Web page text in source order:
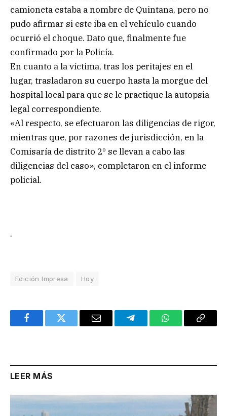
camioneta estaba a nombre de Quintana, pero no
pudo afirmar si este iba en el vehículo cuando
ocurrió el choque. Dato que, finalmente fue
confirmado por la Policía.
En cuanto a la víctima, tras los peritajes en el
lugar, trasladaron su cuerpo hasta la morgue del
hospital local para que se le practique la autopsia
legal correspondiente.
«Al respecto, se efectuaron las diligencias de rigor,
mientras que, por razones de jurisdicción, en la
Comisaría de distrito 2º se llevan a cabo las
diligencias del caso», completaron en el informe
policial.
.
Edición Impresa Hoy
FacebookTwitter Email TelegramWhatsAppCopy
LEER MÁS